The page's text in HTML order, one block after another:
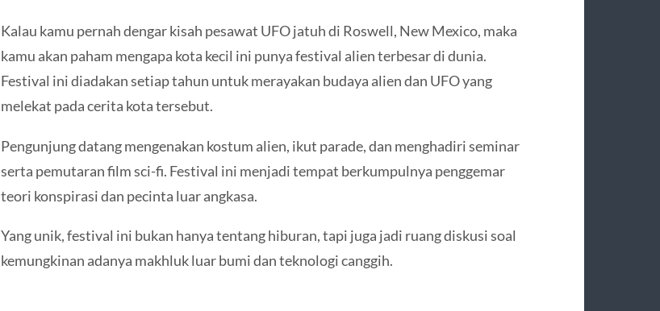
Kalau kamu pernah dengar kisah pesawat UFO jatuh di Roswell, New Mexico, maka
kamu akan paham mengapa kota kecil ini punya festival alien terbesar di dunia.
Festival ini diadakan setiap tahun untuk merayakan budaya alien dan UFO yang
melekat pada cerita kota tersebut.
Pengunjung datang mengenakan kostum alien, ikut parade, dan menghadiri seminar
serta pemutaran film sci-fi. Festival ini menjadi tempat berkumpulnya penggemar
teori konspirasi dan pecinta luar angkasa.
Yang unik, festival ini bukan hanya tentang hiburan, tapi juga jadi ruang diskusi soal
kemungkinan adanya makhluk luar bumi dan teknologi canggih.